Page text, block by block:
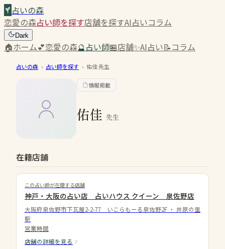
占いの森
恋愛の森占い師を探す店舗を探すAI占いコラム
Dark
🏠ホーム💕恋愛の森🔮占い師🏪店舗✨AI占い📝コラム
占いの森 › 占い師を探す › 佑佳先生
情報掲載
佑佳 先生
在籍店舗
この占い師が在籍する店舗
神戸・大阪の占い店 占いハウス クイーン 泉佐野店
大阪府泉佐野市下瓦屋2-2-77 いこらもーる泉佐野2F ・ 井原の里
駅
営業時間
店舗の詳細を見る